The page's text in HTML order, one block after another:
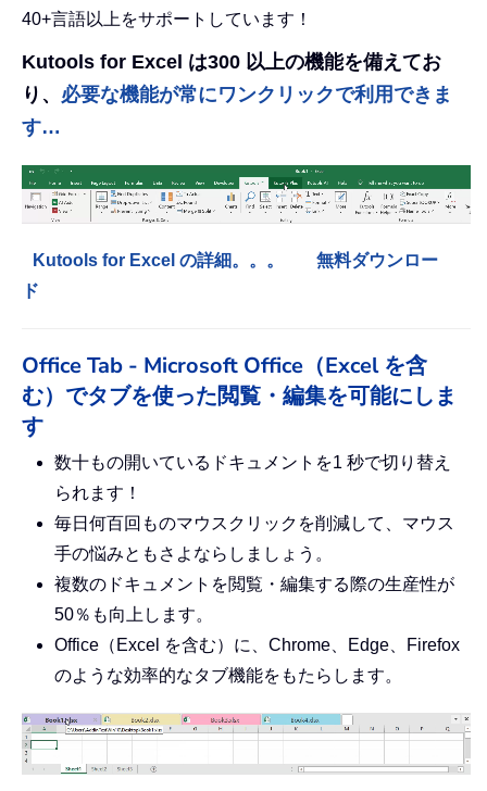
40+言語以上をサポートしています！
Kutools for Excel は300 以上の機能を備えてお
り、 必要な機能が常にワンクリックで利用できま
す…
Kutools for Excel の詳細。。。
無料ダウンロー
ド
Office Tab - Microsoft Office（Excel を含
む）でタブを使った閲覧・編集を可能にしま
す
数十もの開いているドキュメントを1 秒で切り替え
られます！
毎日何百回ものマウスクリックを削減して、マウス
手の悩みともさよならしましょう。
複数のドキュメントを閲覧・編集する際の生産性が
50％も向上します。
Office（Excel を含む）に、Chrome、Edge、Firefox
のような効率的なタブ機能をもたらします。